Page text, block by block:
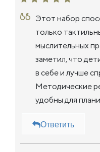
Этот набор
только
мыслительных
заметил, что
в себе и лучше
Методические
удобны для
Ответить